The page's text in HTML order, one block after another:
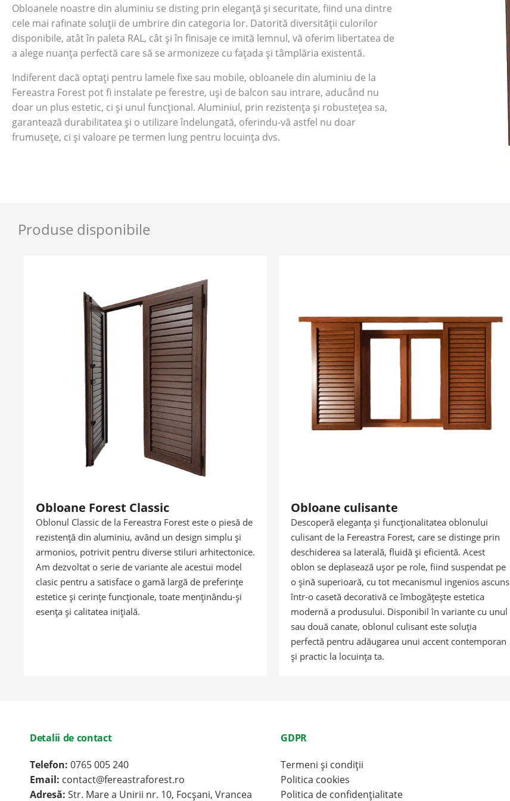
Obloanele noastre din aluminiu se disting prin eleganță și securitate, fiind una dintre
cele mai rafinate soluții de umbrire din categoria lor. Datorită diversității culorilor
disponibile, atât în paleta RAL, cât și în finisaje ce imită lemnul, vă oferim libertatea de
a alege nuanța perfectă care să se armonizeze cu fațada și tâmplăria existentă.
Indiferent dacă optați pentru lamele fixe sau mobile, obloanele din aluminiu de la
Fereastra Forest pot fi instalate pe ferestre, uși de balcon sau intrare, aducând nu
doar un plus estetic, ci și unul funcțional. Aluminiul, prin rezistența și robustețea sa,
garantează durabilitatea și o utilizare îndelungată, oferindu-vă astfel nu doar
frumusețe, ci și valoare pe termen lung pentru locuința dvs.
Produse disponibile
Obloane Forest Classic
Oblonul Classic de la Fereastra Forest este o piesă de
rezistență din aluminiu, având un design simplu și
armonios, potrivit pentru diverse stiluri arhitectonice.
Am dezvoltat o serie de variante ale acestui model
clasic pentru a satisface o gamă largă de preferințe
estetice și cerințe funcționale, toate menținându-și
esența și calitatea inițială.
Obloane culisante
Descoperă eleganța și funcționalitatea oblonului
culisant de la Fereastra Forest, care se distinge prin
deschiderea sa laterală, fluidă și eficientă. Acest
oblon se deplasează ușor pe role, fiind suspendat pe
o șină superioară, cu tot mecanismul ingenios ascuns
într-o casetă decorativă ce îmbogățește estetica
modernă a produsului. Disponibil în variante cu unul
sau două canate, oblonul culisant este soluția
perfectă pentru adăugarea unui accent contemporan
și practic la locuința ta.
Detalii de contact
Telefon: 0765 005 240
Email: contact@fereastraforest.ro
Adresă: Str. Mare a Unirii nr. 10, Focșani, Vrancea
GDPR
Termeni și condiții
Politica cookies
Politica de confidențialitate